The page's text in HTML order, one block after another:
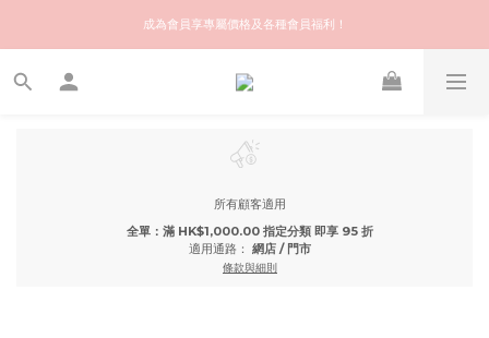
歡迎來到快樂的尋寶之旅！你可信賴的名牌中古店！優質保健美容產品推薦！
成為會員享專屬價格及各種會員福利！
會員推薦獎賞 | 推介給朋友，你和朋友都可享額外 $50 Stylekiki購物金！
所有顧客適用
全單：滿 HK$1,000.00 指定分類 即享 95 折
適用通路： 網店 / 門市
條款與細則